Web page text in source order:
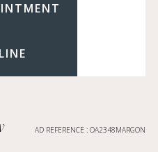
AD REFERENCE : OA2348MARGON